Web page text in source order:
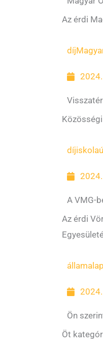
Az érdi
díj
díj
A VMG-
Az érdi
Ön
Öt